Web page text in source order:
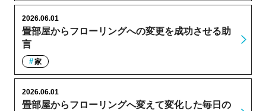
畳部屋からフローリングへの変更を成功させる助
言
2026.06.01
家
畳部屋からフローリングへ変えて変化した毎日の
2026.06.01